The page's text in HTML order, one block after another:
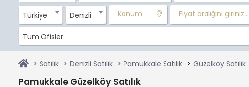
Türkiye Denizli Konum Fiyat aralığını giriniz...
Tüm Ofisler
Satılık Denizli Satılık Pamukkale Satılık Güzelköy Satılık
Pamukkale Güzelköy Satılık